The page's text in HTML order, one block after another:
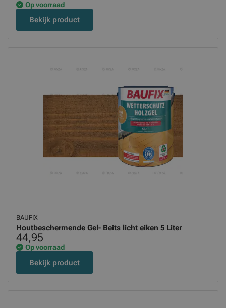
Op voorraad
Bekijk product
BAUFIX
Houtbeschermende Gel- Beits licht eiken 5 Liter
44,95
Op voorraad
Bekijk product